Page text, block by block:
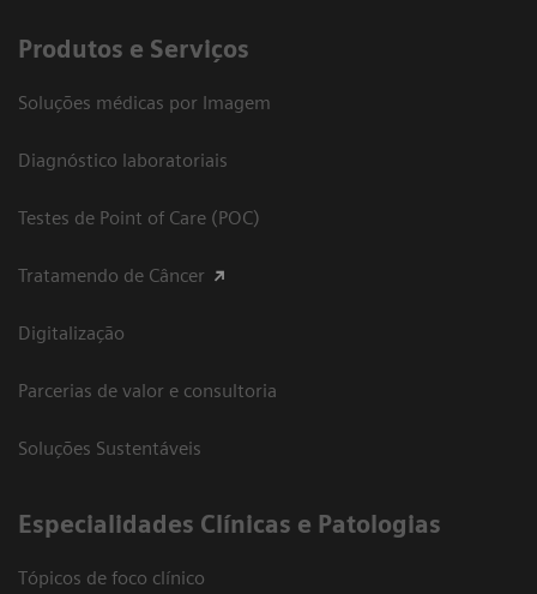
Produtos e Serviços
Soluções médicas por Imagem
Diagnóstico laboratoriais
Testes de Point of Care (POC)
Tratamendo de Câncer
Digitalização
Parcerias de valor e consultoria
Soluções Sustentáveis
​Especialidades Clínicas e Patologias
Tópicos de foco clínico